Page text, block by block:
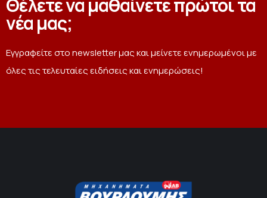
Θέλετε να μαθαίνετε πρώτοι τα
νέα μας;
Εγγραφείτε στο newsletter μας και μείνετε ενημερωμένοι με
όλες τις τελευταίες ειδήσεις και ενημερώσεις!